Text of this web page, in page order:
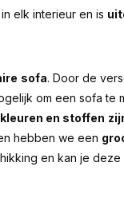
elk interieur en is
sofa. Door de
om een sofa te
en stoffen
hebben we een
en kan je deze